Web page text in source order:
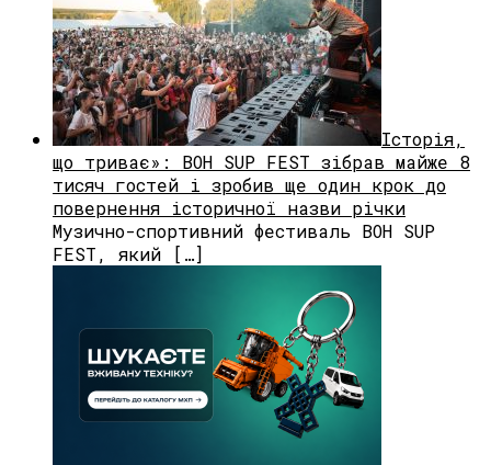
Історія,
що триває»: BOH SUP FEST зібрав майже 8
тисяч гостей і зробив ще один крок до
повернення історичної назви річки
Музично-спортивний фестиваль BOH SUP
FEST, який […]